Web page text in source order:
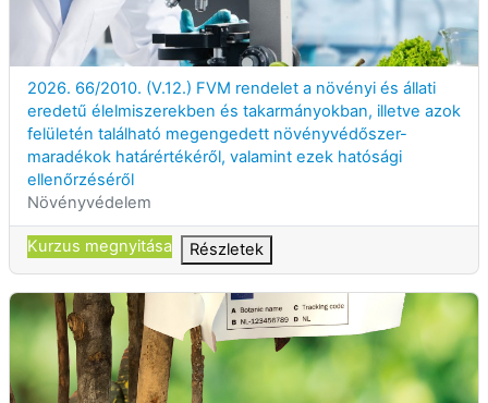
Kurzuscím
2026. 66/2010. (V.12.) FVM rendelet a növényi és állati
eredetű élelmiszerekben és takarmányokban, illetve azok
felületén található megengedett növényvédőszer-
maradékok határértékéről, valamint ezek hatósági
ellenőrzéséről
Kurzuskategória
Növényvédelem
Kurzus megnyitása Részletek
2026. Felhatalmazás növényútlevél kiadására